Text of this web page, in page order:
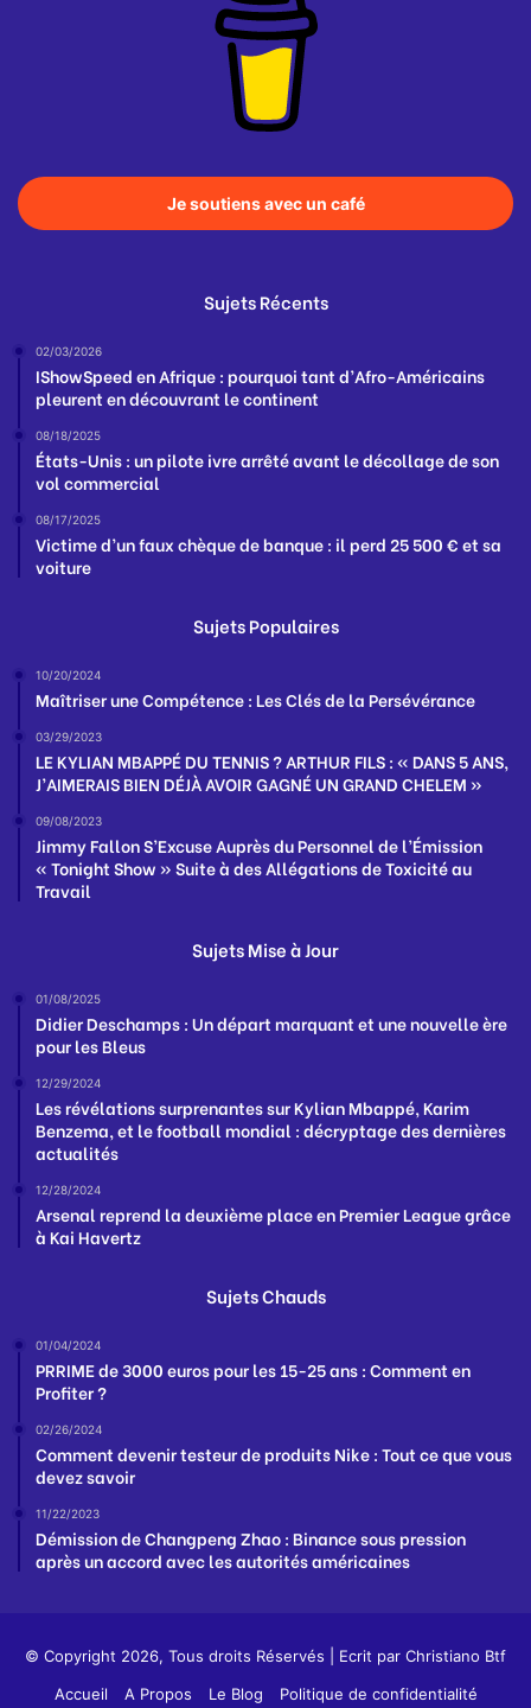
Je soutiens avec un café
Sujets Récents
02/03/2026
IShowSpeed en Afrique : pourquoi tant d’Afro-Américains
pleurent en découvrant le continent
08/18/2025
États-Unis : un pilote ivre arrêté avant le décollage de son
vol commercial
08/17/2025
Victime d’un faux chèque de banque : il perd 25 500 € et sa
voiture
Sujets Populaires
10/20/2024
Maîtriser une Compétence : Les Clés de la Persévérance
03/29/2023
LE KYLIAN MBAPPÉ DU TENNIS ? ARTHUR FILS : « DANS 5 ANS,
J’AIMERAIS BIEN DÉJÀ AVOIR GAGNÉ UN GRAND CHELEM »
09/08/2023
Jimmy Fallon S’Excuse Auprès du Personnel de l’Émission
« Tonight Show » Suite à des Allégations de Toxicité au
Travail
Sujets Mise à Jour
01/08/2025
Didier Deschamps : Un départ marquant et une nouvelle ère
pour les Bleus
12/29/2024
Les révélations surprenantes sur Kylian Mbappé, Karim
Benzema, et le football mondial : décryptage des dernières
actualités
12/28/2024
Arsenal reprend la deuxième place en Premier League grâce
à Kai Havertz
Sujets Chauds
01/04/2024
PRRIME de 3000 euros pour les 15-25 ans : Comment en
Profiter ?
02/26/2024
Comment devenir testeur de produits Nike : Tout ce que vous
devez savoir
11/22/2023
Démission de Changpeng Zhao : Binance sous pression
après un accord avec les autorités américaines
© Copyright 2026, Tous droits Réservés | Ecrit par Christiano Btf
Accueil
A Propos Le Blog Politique de confidentialité